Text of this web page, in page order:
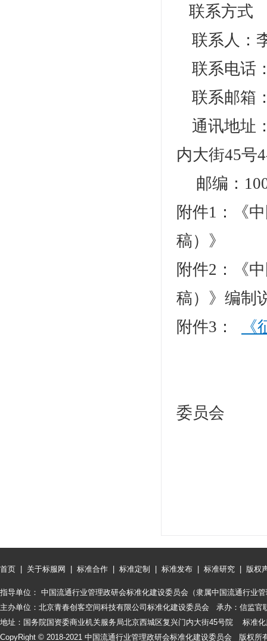
联系方式
联系人：
联系电话
联系邮箱
通讯地址
内大街45号
邮编：
附件1：《
稿）》
附件2：《
稿）》编制
附件3：
委员会
首页 关于标服网 标准合作 标准定制 标准发布 标准研究 版权
指导单位： 中国流通行业管理政研会标准化建设委员会（隶属中国流通行业
主办单位：北京青春创客空间科技有限公司标准化建设委员会 承办：信监
地址：国务院国资委商业机关服务局北京西城区复兴门内大街45号院 标准化
CopyRight © 2018-2021 中国流通行业管理政研会标准化建设委员会 版